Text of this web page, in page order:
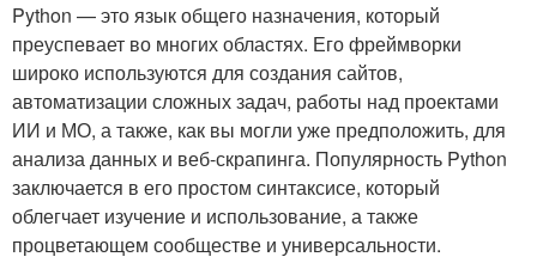
Python — это язык общего назначения, который
преуспевает во многих областях. Его фреймворки
широко используются для создания сайтов,
автоматизации сложных задач, работы над проектами
ИИ и МО, а также, как вы могли уже предположить, для
анализа данных и веб-скрапинга. Популярность Python
заключается в его простом синтаксисе, который
облегчает изучение и использование, а также
процветающем сообществе и универсальности.